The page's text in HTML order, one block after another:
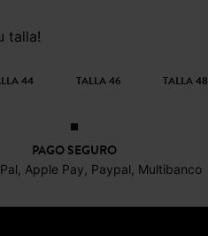
talla!
44 TALLA 46 TALLA 48
PAGO SEGURO
Apple Pay, Paypal, Multibanco